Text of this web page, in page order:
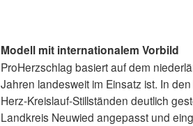
Modell mit internationalem Vorbild
ProHerzschlag basiert auf dem
Jahren landesweit im Einsatz ist. In
Herz-Kreislauf-Stillständen deutlich
Landkreis Neuwied angepasst und